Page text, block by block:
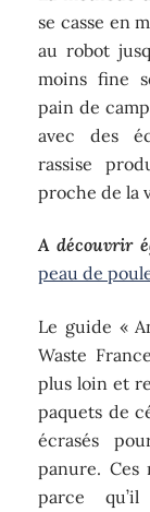
se casse en
au robot
moins fine
pain de
avec des
rassise
proche de la
A découvrir
peau de
Le guide «
Waste
plus loin et
paquets de
écrasés
panure. Ces
parce